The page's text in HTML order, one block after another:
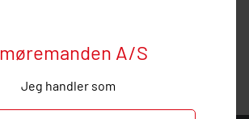
A/S
Jeg handler som